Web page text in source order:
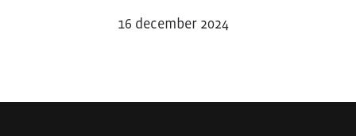
16 december 2024